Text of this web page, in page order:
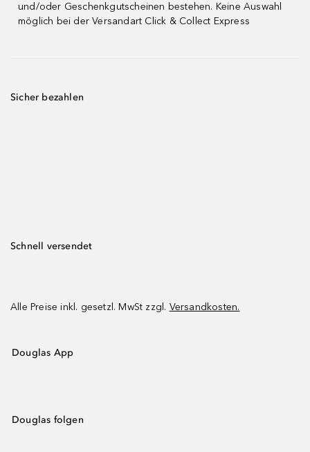
und/oder Geschenkgutscheinen bestehen. Keine Auswahl
möglich bei der Versandart Click & Collect Express
Sicher bezahlen
Schnell versendet
Alle Preise inkl. gesetzl. MwSt zzgl. Versandkosten.
Douglas App
Douglas folgen